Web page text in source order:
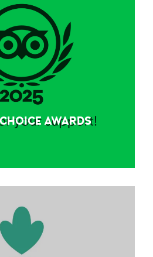
AWARDS